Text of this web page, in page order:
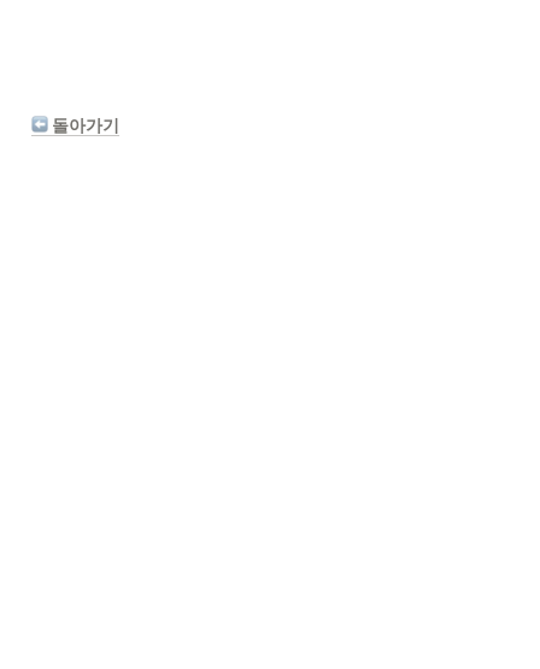
돌아가기